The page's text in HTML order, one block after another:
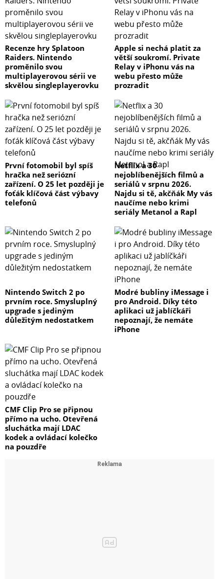
Recenze hry Splatoon
Raiders. Nintendo
proměnilo svou
multiplayerovou sérii ve
skvělou singleplayerovku
Apple si nechá platit za
větší soukromí. Private
Relay v iPhonu vás na
webu přesto může
prozradit
První fotomobil byl spíš
hračka než seriózní
zařízení. O 25 let později je
foťák klíčová část výbavy
telefonů
Netflix a 30
nejoblíbenějších filmů a
seriálů v srpnu 2026.
Najdu si tě, akčňák My vás
naučíme nebo krimi
seriály Metanol a Rapl
Nintendo Switch 2 po
prvním roce. Smysluplný
upgrade s jediným
důležitým nedostatkem
Modré bubliny iMessage i
pro Android. Díky této
aplikaci už jablíčkáři
nepoznají, že nemáte
iPhone
CMF Clip Pro se připnou
přímo na ucho. Otevřená
sluchátka mají LDAC
kodek a ovládací kolečko
na pouzdře